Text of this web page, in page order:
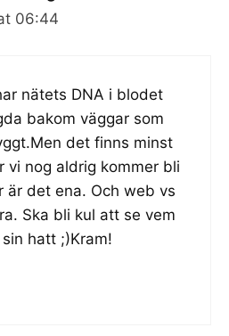
06:44
nätets DNA i blodet
bakom väggar som
det finns minst
vi nog aldrig kommer bli
är det ena. Och web vs
Ska bli kul att se vem
hatt ;)Kram!